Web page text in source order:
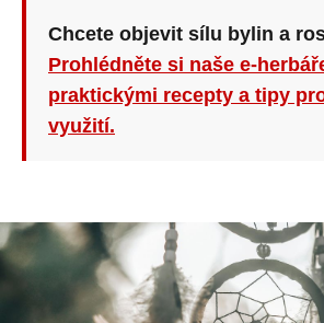
Chcete objevit sílu bylin a
Prohlédněte si naše e-
praktickými recepty a tipy
využití.